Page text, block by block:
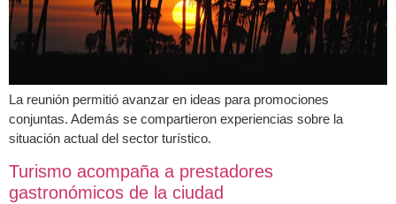
La reunión permitió avanzar en ideas para promociones
conjuntas. Además se compartieron experiencias sobre la
situación actual del sector turístico.
Turismo acompaña a prestadores
gastronómicos de la ciudad